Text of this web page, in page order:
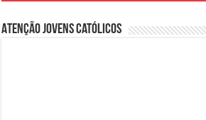
Atenção Jovens Católicos